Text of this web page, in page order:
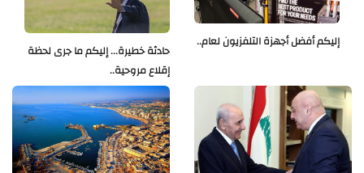
حادثة خطيرة... إليكم ما جرى لحظة
إقلاع مروحية..
إليكم أفضل أجهزة التلفزيون لعام..